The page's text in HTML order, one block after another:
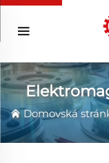
Domovská